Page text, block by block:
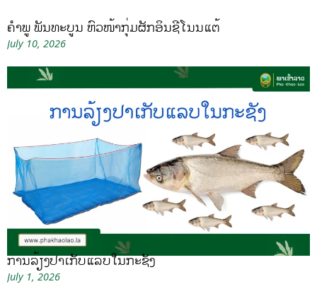
ຄໍາພູ ພັນທະບູນ ຫົວໜ້າກຸ່ມຜັກອິນຊີໂນນແຕ້
July 10, 2026
ການລ້ຽງປາເກັບແລບໃນກະຊັງ
July 1, 2026